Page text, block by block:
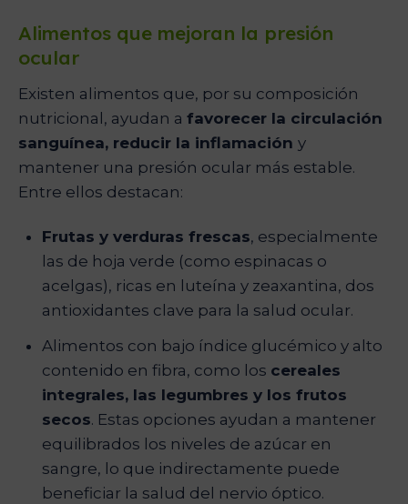
Alimentos que mejoran la presión
ocular
Existen alimentos que, por su composición
nutricional, ayudan a favorecer la circulación
sanguínea, reducir la inflamación y
mantener una presión ocular más estable.
Entre ellos destacan:
Frutas y verduras frescas, especialmente
las de hoja verde (como espinacas o
acelgas), ricas en luteína y zeaxantina, dos
antioxidantes clave para la salud ocular.
Alimentos con bajo índice glucémico y alto
contenido en fibra, como los cereales
integrales, las legumbres y los frutos
secos. Estas opciones ayudan a mantener
equilibrados los niveles de azúcar en
sangre, lo que indirectamente puede
beneficiar la salud del nervio óptico.